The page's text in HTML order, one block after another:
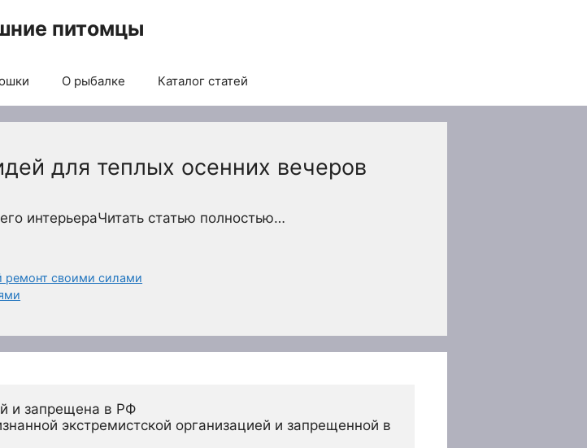
питомцы
О рыбалке Каталог статей
для теплых осенних вечеров
интерьераЧитать статью полностью…
ремонт своими силами
и запрещена в РФ
экстремистской организацией и запрещенной в